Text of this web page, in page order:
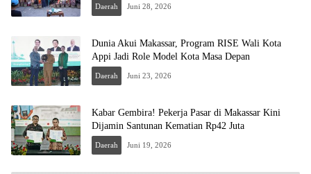
Daerah Juni 28, 2026
Dunia Akui Makassar, Program RISE Wali Kota
Appi Jadi Role Model Kota Masa Depan
Daerah Juni 23, 2026
Kabar Gembira! Pekerja Pasar di Makassar Kini
Dijamin Santunan Kematian Rp42 Juta
Daerah Juni 19, 2026